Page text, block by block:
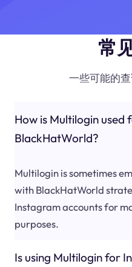
常
一些可能的
How is Multilogin used
BlackHatWorld?
Multilogin is sometimes
with BlackHatWorld
Instagram accounts for
purposes.
Is using Multilogin for